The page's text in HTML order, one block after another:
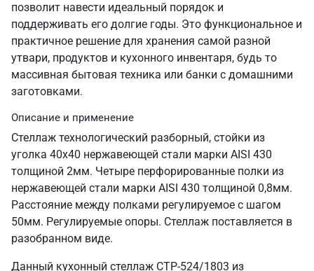
позволит навести идеальный порядок и
поддерживать его долгие годы. Это функциональное и
практичное решение для хранения самой разной
утвари, продуктов и кухонного инвентаря, будь то
массивная бытовая техника или банки с домашними
заготовками.
Описание и применение
Стеллаж технологический разборный, стойки из
уголка 40х40 нержавеющей стали марки AISI 430
толщиной 2мм. Четыре перфорированные полки из
нержавеющей стали марки AISI 430 толщиной 0,8мм.
Расстояние между полками регулируемое с шагом
50мм. Регулируемые опоры. Стеллаж поставляется в
разобранном виде.
Данный кухонный стеллаж СТР-524/1803 из